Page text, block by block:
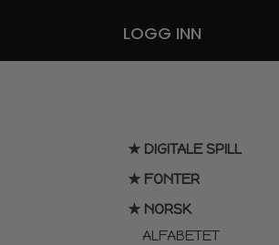
LOGG INN
★ DIGITALE SPILL
★ FONTER
★ NORSK
ALFABETET